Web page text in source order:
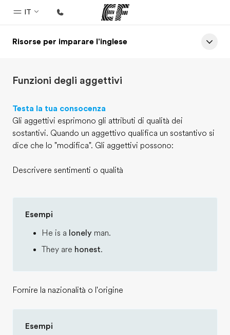
IT
Homepage
Programmi
Uffici
Lavora con noi
Risorse per imparare l'inglese
Funzioni degli aggettivi
Testa la tua consocenza
Gli aggettivi esprimono gli attributi di qualità dei
sostantivi. Quando un aggettivo qualifica un sostantivo si
dice che lo "modifica". Gli aggettivi possono:
Descrivere sentimenti o qualità
Esempi
He is a lonely man.
They are honest.
Fornire la nazionalità o l'origine
Esempi